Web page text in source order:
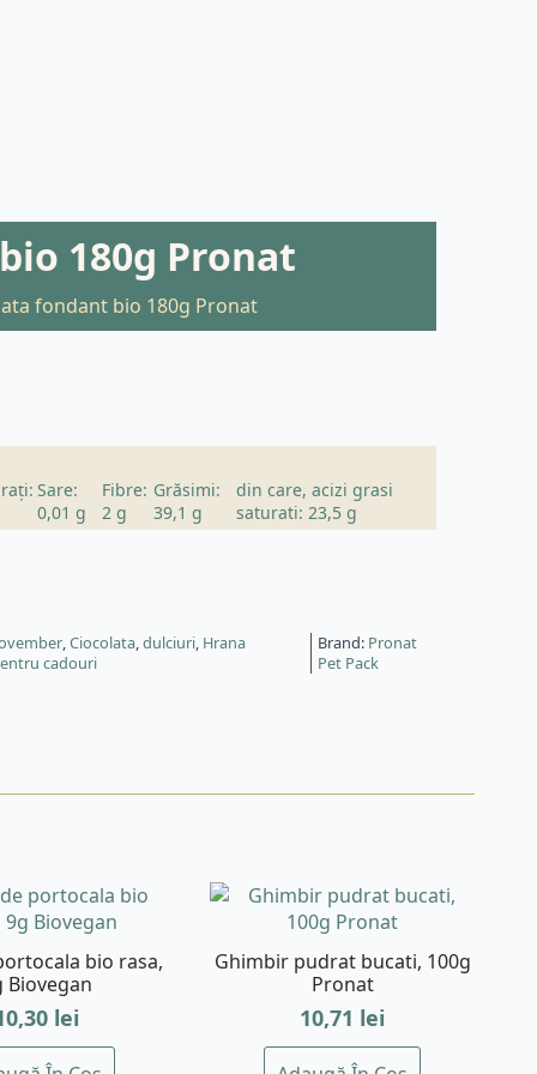
180g Pronat
fondant bio 180g Pronat
Sare:
0,01 g
Fibre:
2 g
Grăsimi:
39,1 g
din care, acizi grasi
saturati: 23,5 g
,Ciocolata,dulciuri, Hrana
cadouri
Brand: Pronat
Pet Pack
bio rasa,
Biovegan
lei
Ghimbir pudrat bucati, 100g
Pronat
10,71 lei